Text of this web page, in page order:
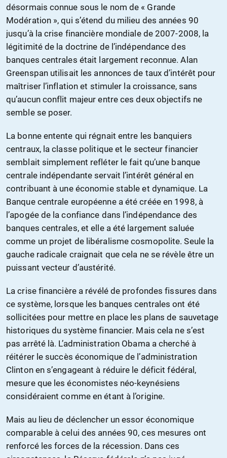
désormais connue sous le nom de « Grande
Modération », qui s’étend du milieu des années 90
jusqu’à la crise financière mondiale de 2007-2008, la
légitimité de la doctrine de l’indépendance des
banques centrales était largement reconnue. Alan
Greenspan utilisait les annonces de taux d’intérêt pour
maîtriser l’inflation et stimuler la croissance, sans
qu’aucun conflit majeur entre ces deux objectifs ne
semble se poser.
La bonne entente qui régnait entre les banquiers
centraux, la classe politique et le secteur financier
semblait simplement refléter le fait qu’une banque
centrale indépendante servait l’intérêt général en
contribuant à une économie stable et dynamique. La
Banque centrale européenne a été créée en 1998, à
l’apogée de la confiance dans l’indépendance des
banques centrales, et elle a été largement saluée
comme un projet de libéralisme cosmopolite. Seule la
gauche radicale craignait que cela ne se révèle être un
puissant vecteur d’austérité.
La crise financière a révélé de profondes fissures dans
ce système, lorsque les banques centrales ont été
sollicitées pour mettre en place les plans de sauvetage
historiques du système financier. Mais cela ne s’est
pas arrêté là. L’administration Obama a cherché à
réitérer le succès économique de l’administration
Clinton en s’engageant à réduire le déficit fédéral,
mesure que les économistes néo-keynésiens
considéraient comme en étant à l’origine.
Mais au lieu de déclencher un essor économique
comparable à celui des années 90, ces mesures ont
renforcé les forces de la récession. Dans ces